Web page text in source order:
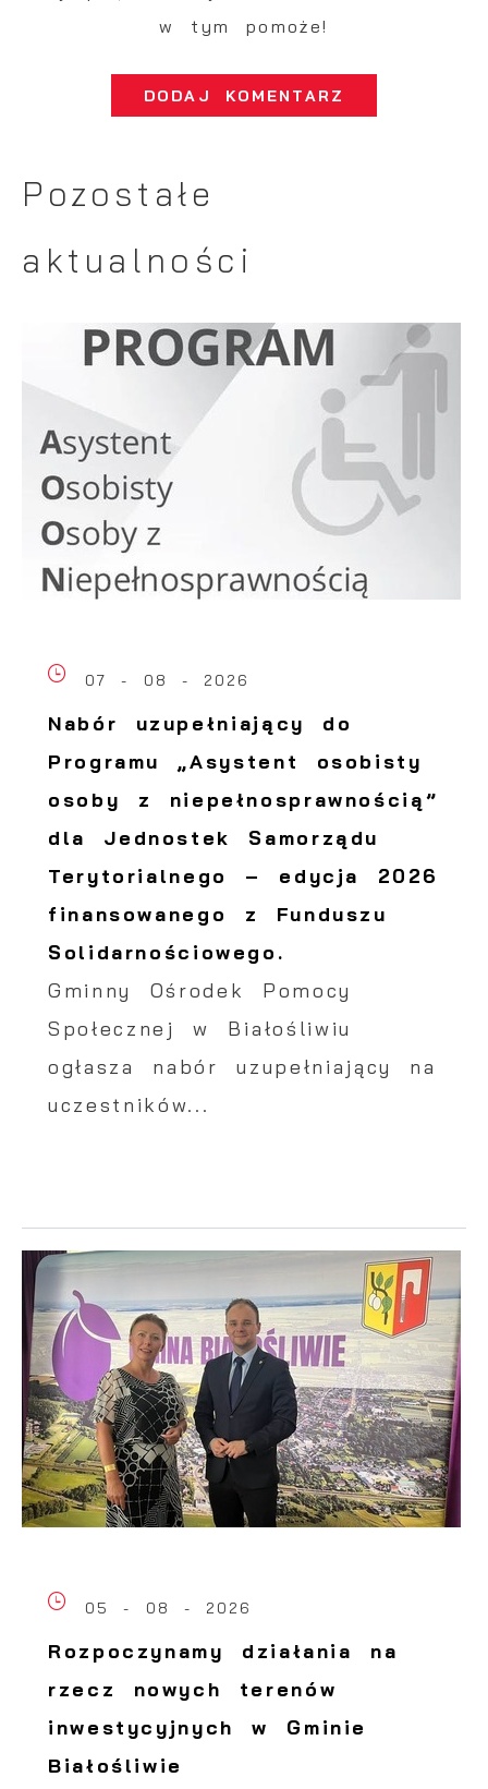
w tym pomoże!
DODAJ KOMENTARZ
Pozostałe
aktualności
07 - 08 - 2026
Nabór uzupełniający do
Programu „Asystent osobisty
osoby z niepełnosprawnością”
dla Jednostek Samorządu
Terytorialnego – edycja 2026
finansowanego z Funduszu
Solidarnościowego.
Gminny Ośrodek Pomocy
Społecznej w Białośliwiu
ogłasza nabór uzupełniający na
uczestników...
05 - 08 - 2026
Rozpoczynamy działania na
rzecz nowych terenów
inwestycyjnych w Gminie
Białośliwie